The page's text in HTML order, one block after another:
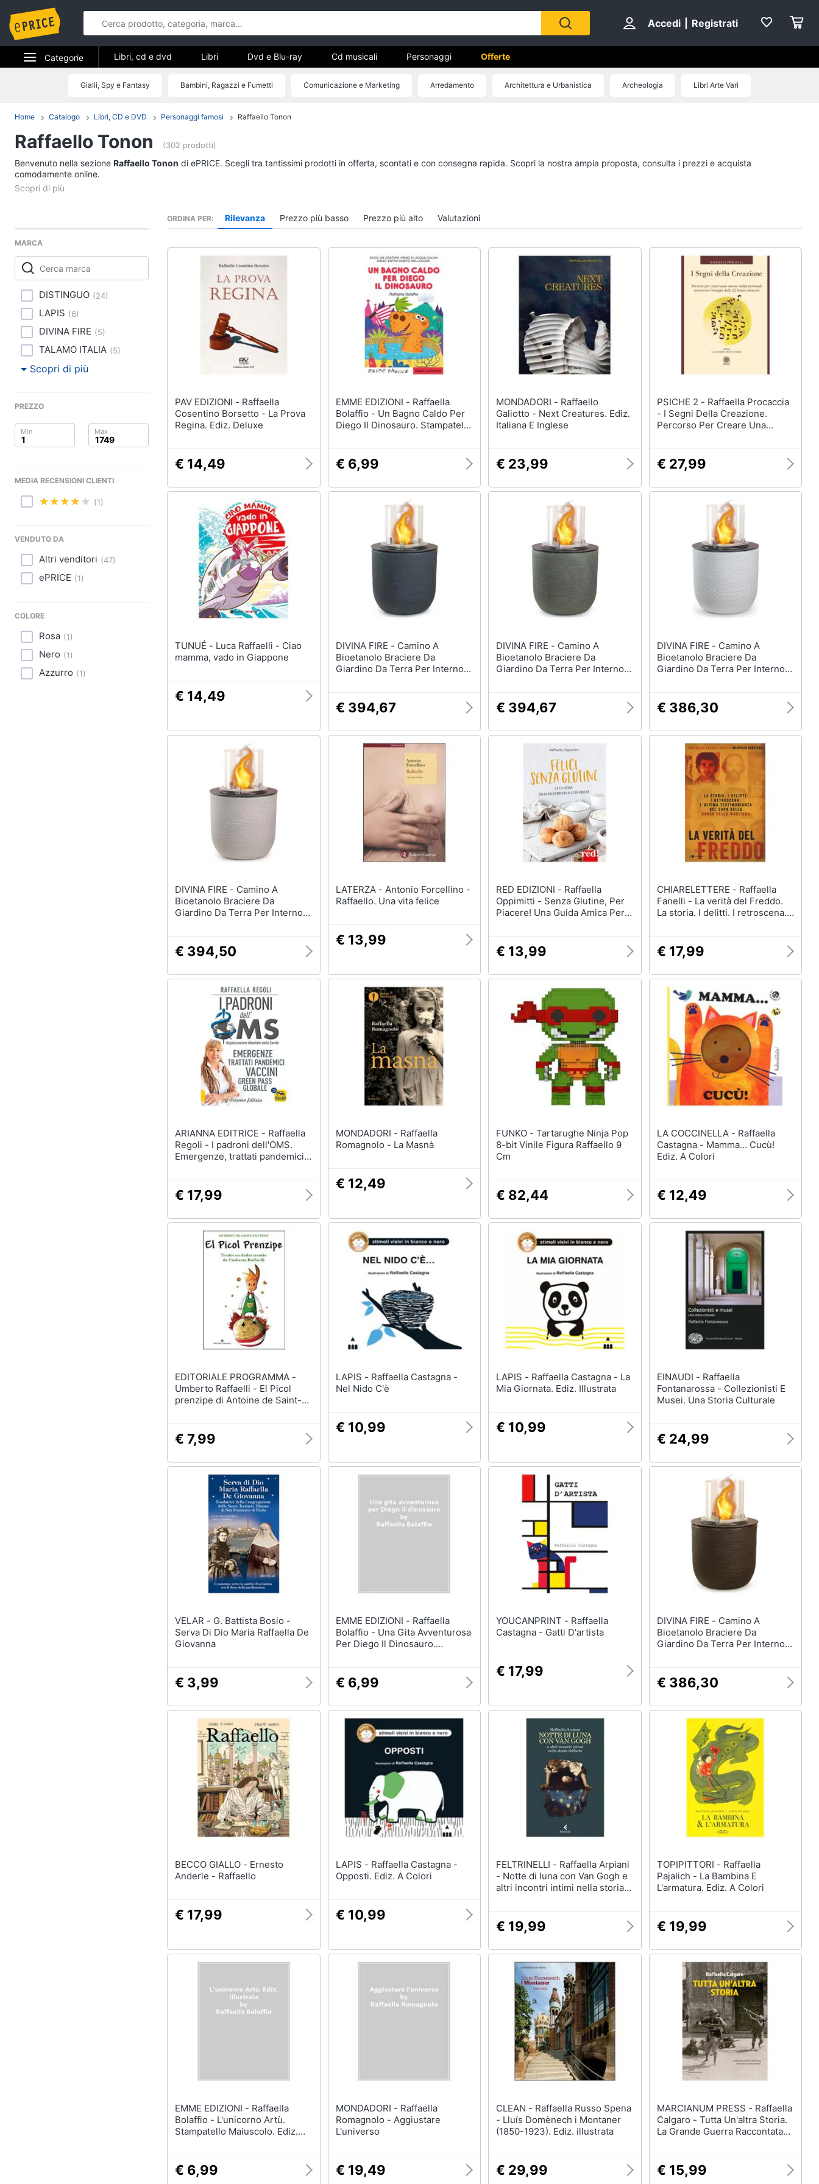
Accedi Registrati
Categorie
Elettrodomestici
Telefonia
Tv e Home Cinema
Smart home
Clima
Arredo
Brico e Giardinaggio
Salute e igiene
Prima infanzia
Animali
Festività e ricorrenze
Libri, cd e dvd
Libri
Vedi tutti Vedi tutti
Libri, cd e dvd Libri Dvd e Blu-ray Cd musicali Personaggi Offerte
Gialli, Spy e Fantasy Bambini, Ragazzi e Fumetti Comunicazione e Marketing Arredamento Architettura e Urbanistica Archeologia Libri Arte Vari
Home Catalogo Libri, CD e DVD Personaggi famosi Raffaello Tonon
Raffaello Tonon (302 prodotti)
Benvenuto nella sezione Raffaello Tonon di ePRICE. Scegli tra tantissimi prodotti in offerta, scontati e con consegna rapida. Scopri la nostra ampia proposta, consulta i prezzi e acquista
comodamente online.
MARCA
DISTINGUO (24)
LAPIS (6)
DIVINA FIRE (5)
TALAMO ITALIA (5)
Scopri di più
PREZZO
MEDIA RECENSIONI CLIENTI
(1)
VENDUTO DA
Altri venditori (47)
ePRICE (1)
COLORE
Rosa (1)
Nero (1)
Azzurro (1)
ORDINA PER Rilevanza Prezzo più basso Prezzo più alto Valutazioni
PAV EDIZIONI - Raffaella
Cosentino Borsetto - La Prova
Regina. Ediz. Deluxe
€ 14,49
EMME EDIZIONI - Raffaella
Bolaffio - Un Bagno Caldo Per
Diego Il Dinosauro. Stampatello
€ 6,99
MONDADORI - Raffaello
Galiotto - Next Creatures. Ediz.
Italiana E Inglese
€ 23,99
PSICHE 2 - Raffaella Procaccia
- I Segni Della Creazione.
Percorso Per Creare Una
Lettere Ebraiche. Con 22 Carte
€ 27,99
TUNUÉ - Luca Raffaelli - Ciao
mamma, vado in Giappone
€ 14,49
DIVINA FIRE - Camino A
Bioetanolo Braciere Da
Giardino Da Terra Per Interno
€ 394,67
DIVINA FIRE - Camino A
Bioetanolo Braciere Da
Giardino Da Terra Per Interno
€ 394,67
DIVINA FIRE - Camino A
Bioetanolo Braciere Da
Giardino Da Terra Per Interno
€ 386,30
DIVINA FIRE - Camino A
Bioetanolo Braciere Da
Giardino Da Terra Per Interno
€ 394,50
LATERZA - Antonio Forcellino -
Raffaello. Una vita felice
€ 13,99
RED EDIZIONI - Raffaella
Oppimitti - Senza Glutine, Per
Piacere! Una Guida Amica Per
€ 13,99
CHIARELETTERE - Raffaella
Fanelli - La verità del Freddo.
La storia. I delitti. I retroscena.
€ 17,99
ARIANNA EDITRICE - Raffaella
Regoli - I padroni dell'OMS.
Emergenze, trattati pandemici,
€ 17,99
MONDADORI - Raffaella
Romagnolo - La Masnà
€ 12,49
FUNKO - Tartarughe Ninja Pop
8-bit Vinile Figura Raffaello 9
Cm
€ 82,44
LA COCCINELLA - Raffaella
Castagna - Mamma... Cucù!
Ediz. A Colori
€ 12,49
EDITORIALE PROGRAMMA -
Umberto Raffaelli - El Picol
prenzipe di Antoine de Saint-
€ 7,99
LAPIS - Raffaella Castagna -
Nel Nido C'è
€ 10,99
LAPIS - Raffaella Castagna - La
Mia Giornata. Ediz. Illustrata
€ 10,99
EINAUDI - Raffaella
Fontanarossa - Collezionisti E
Musei. Una Storia Culturale
€ 24,99
VELAR - G. Battista Bosio -
Serva Di Dio Maria Raffaella De
Giovanna
€ 3,99
EMME EDIZIONI - Raffaella
Bolaffio - Una Gita Avventurosa
Per Diego Il Dinosauro.
€ 6,99
YOUCANPRINT - Raffaella
Castagna - Gatti D'artista
€ 17,99
DIVINA FIRE - Camino A
Bioetanolo Braciere Da
Giardino Da Terra Per Interno
€ 386,30
BECCO GIALLO - Ernesto
Anderle - Raffaello
€ 17,99
LAPIS - Raffaella Castagna -
Opposti. Ediz. A Colori
€ 10,99
FELTRINELLI - Raffaella Arpiani
- Notte di luna con Van Gogh e
altri incontri intimi nella storia
€ 19,99
TOPIPITTORI - Raffaella
Pajalich - La Bambina E
L'armatura. Ediz. A Colori
€ 19,99
EMME EDIZIONI - Raffaella
Bolaffio - L'unicorno Artù.
Stampatello Maiuscolo. Ediz.
€ 6,99
MONDADORI - Raffaella
Romagnolo - Aggiustare
L'universo
€ 19,49
CLEAN - Raffaella Russo Spena
- Lluís Domènech i Montaner
(1850-1923). Ediz. illustrata
€ 29,99
MARCIANUM PRESS - Raffaella
Calgaro - Tutta Un'altra Storia.
La Grande Guerra Raccontata
€ 15,99